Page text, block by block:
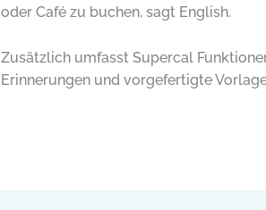
oder Café zu buchen, sagt English.
Zusätzlich umfasst Supercal
Erinnerungen und vorgefertigte